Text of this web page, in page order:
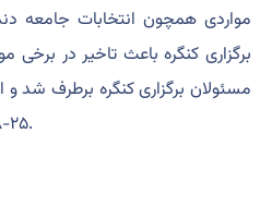
مواردی همچون انتخابات جامعه
برگزاری کنگره باعث تاخیر در برخی
۲۵-۲۸ اردیبهش‌ماه برگزار خواهد شد.